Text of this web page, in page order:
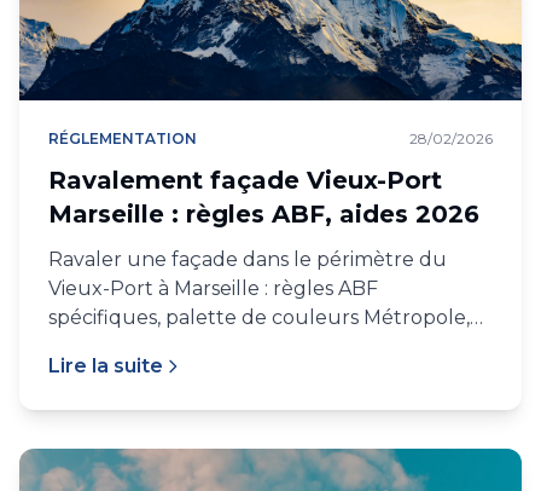
RÉGLEMENTATION 28/02/2026
Ravalement façade Vieux-Port
Marseille : règles ABF, aides 2026
Ravaler une façade dans le périmètre du
Vieux-Port à Marseille : règles ABF
spécifiques, palette de couleurs Métropole,
Lire la suite